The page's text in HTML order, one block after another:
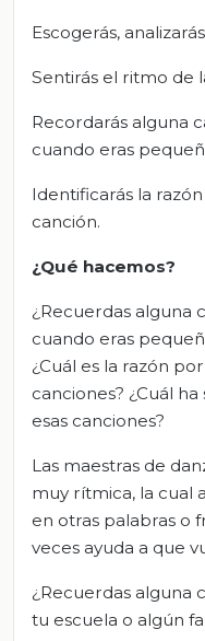
Escogerás,
Sentirás el ritmo de
Recordarás alguna
cuando eras
Identificarás la
canción.
¿Qué hacemos?
¿Recuerdas alguna
cuando eras
¿Cuál es la razón
canciones? ¿Cuál
esas canciones?
Las maestras de
muy rítmica, la cual
en otras palabras o
veces ayuda a que
¿Recuerdas alguna
tu escuela o algún